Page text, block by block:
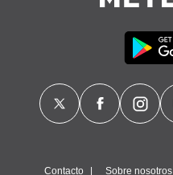
Contacto Sobre nosotros